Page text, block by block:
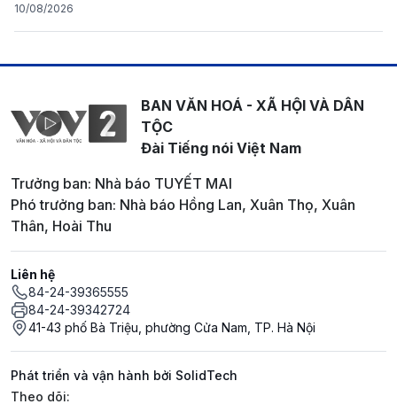
10/08/2026
BAN VĂN HOÁ - XÃ HỘI VÀ DÂN
TỘC
Đài Tiếng nói Việt Nam
Trưởng ban: Nhà báo TUYẾT MAI
Phó trưởng ban: Nhà báo Hồng Lan, Xuân Thọ, Xuân
Thân, Hoài Thu
Liên hệ
84-24-39365555
84-24-39342724
41-43 phố Bà Triệu, phường Cửa Nam, TP. Hà Nội
Phát triển và vận hành bởi SolidTech
Mạng xã hội
Theo dõi: